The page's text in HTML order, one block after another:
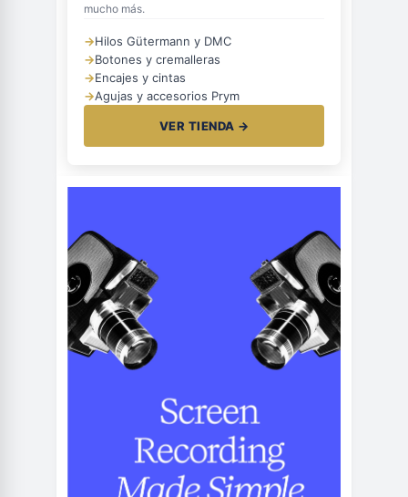
mucho más.
→Hilos Gütermann y DMC
→Botones y cremalleras
→Encajes y cintas
→Agujas y accesorios Prym
VER TIENDA →